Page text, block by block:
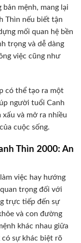
mệnh, mang lại
Thìn nếu biết tận
mối quan hệ bền
trọng và dễ dàng
việc cũng như
có thể tạo ra một
người tuổi Canh
và mở ra nhiều
cuộc sống.
Thìn 2000: An
việc hay hướng
trọng đối với
trực tiếp đến sự
và con đường
khác nhau giữa
có sự khác biệt rõ